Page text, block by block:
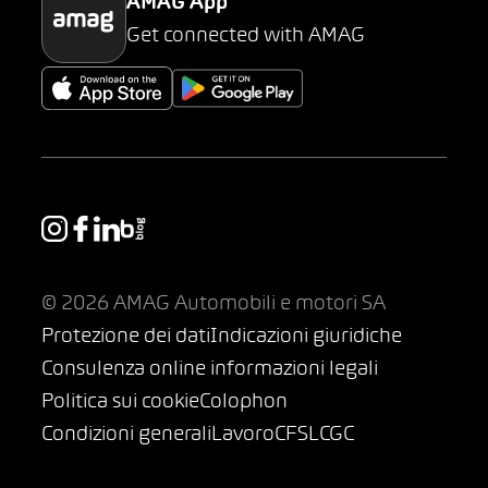
AMAG App
Get connected with AMAG
© 2026 AMAG Automobili e motori SA
Protezione dei datiIndicazioni giuridiche
Consulenza online informazioni legali
Politica sui cookieColophon
Condizioni generaliLavoroCFSLCGC